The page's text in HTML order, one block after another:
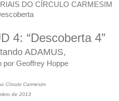
DO CÍRCULO CARMESIM
4: “Descoberta 4”
ADAMUS,
por Geoffrey Hoppe
Círculo Carmesim
de 2013